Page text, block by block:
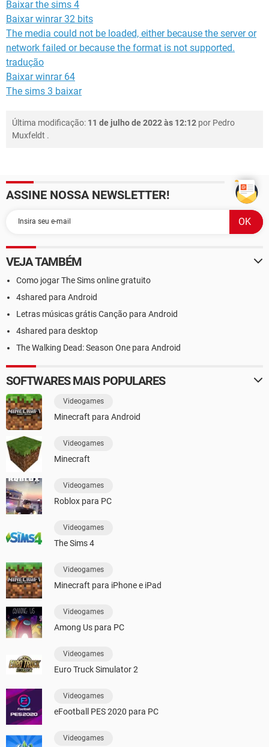
Baixar the sims 4
Baixar winrar 32 bits
The media could not be loaded, either because the server or
network failed or because the format is not supported.
tradução
Baixar winrar 64
The sims 3 baixar
Última modificação: 11 de julho de 2022 às 12:12 por Pedro
Muxfeldt .
ASSINE NOSSA NEWSLETTER!
VEJA TAMBÉM
Como jogar The Sims online gratuito
4shared para Android
Letras músicas grátis Canção para Android
4shared para desktop
The Walking Dead: Season One para Android
SOFTWARES MAIS POPULARES
Videogames
Minecraft para Android
Videogames
Minecraft
Videogames
Roblox para PC
Videogames
The Sims 4
Videogames
Minecraft para iPhone e iPad
Videogames
Among Us para PC
Videogames
Euro Truck Simulator 2
Videogames
eFootball PES 2020 para PC
Videogames